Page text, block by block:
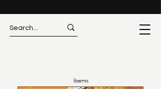
বিজ্ঞাপন